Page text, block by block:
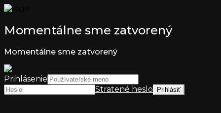
Momentálne sme zatvorený
Momentálne sme zatvorený
Prihlásenie
Stratené heslo